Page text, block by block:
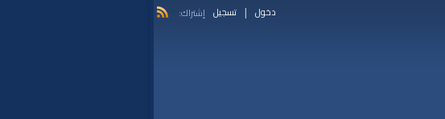
دخول | تسجيل إشتراك: